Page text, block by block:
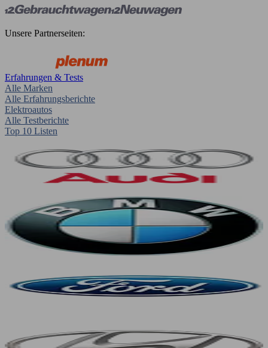
Unsere Partnerseiten:
Erfahrungen & Tests
Alle Marken
Alle Erfahrungsberichte
Elektroautos
Alle Testberichte
Top 10 Listen